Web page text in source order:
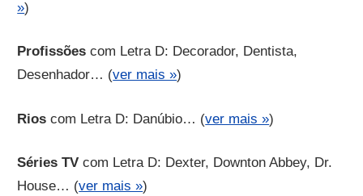
»)
Profissões com Letra D: Decorador, Dentista,
Desenhador… (ver mais »)
Rios com Letra D: Danúbio… (ver mais »)
Séries TV com Letra D: Dexter, Downton Abbey, Dr.
House… (ver mais »)